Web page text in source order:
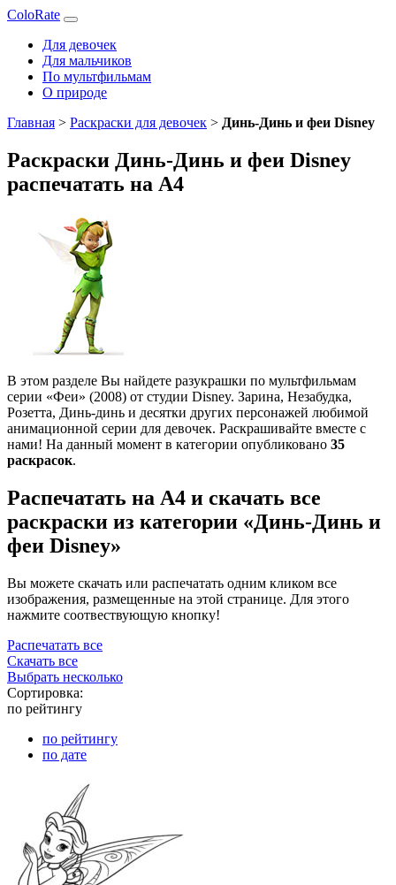
ColoRate
Для девочек
Для мальчиков
По мультфильмам
О природе
Главная > Раскраски для девочек > Динь-Динь и феи Disney
Раскраски Динь-Динь и феи Disney
распечатать на А4
В этом разделе Вы найдете разукрашки по мультфильмам
серии «Феи» (2008) от студии Disney. Зарина, Незабудка,
Розетта, Динь-динь и десятки других персонажей любимой
анимационной серии для девочек. Раскрашивайте вместе с
нами! На данный момент в категории опубликовано 35
раскрасок.
Распечатать на А4 и скачать все
раскраски из категории «Динь-Динь и
феи Disney»
Вы можете скачать или распечатать одним кликом все
изображения, размещенные на этой странице. Для этого
нажмите соотвествующую кнопку!
Распечатать все
Скачать все
Выбрать несколько
Сортировка:
по рейтингу
по рейтингу
по дате